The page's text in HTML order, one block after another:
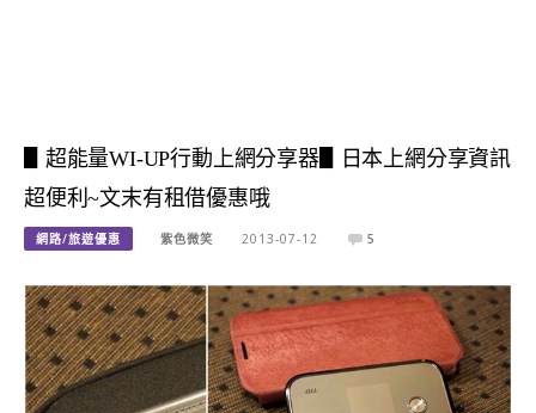
▋超能量WI-UP行動上網分享器▋日本上網分享資訊
超便利~文末有租借優惠哦
網路/旅遊優惠 紫色微笑 2013-07-12 5